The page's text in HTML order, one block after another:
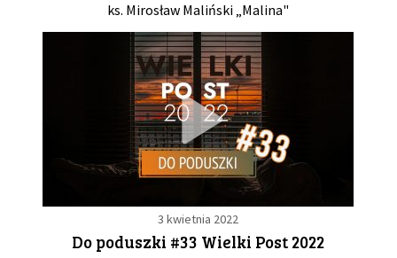
ks. Mirosław Maliński „Malina"
3 kwietnia 2022
Do poduszki #33 Wielki Post 2022